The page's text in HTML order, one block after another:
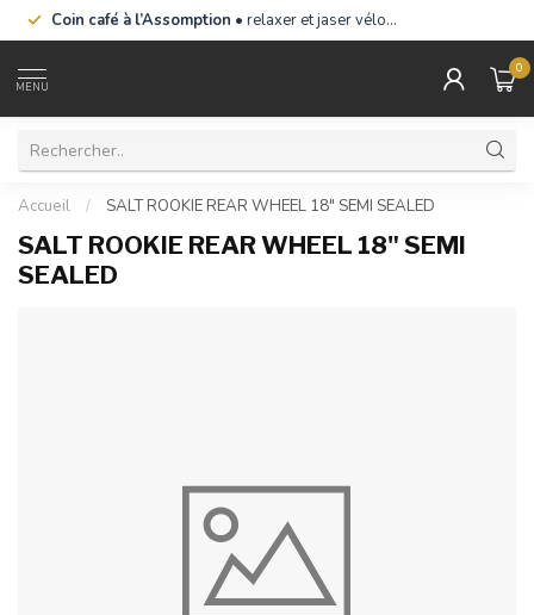
Coin café à l’Assomption • relaxer et jaser vélo…
MENU
0
Accueil / SALT ROOKIE REAR WHEEL 18" SEMI SEALED
SALT ROOKIE REAR WHEEL 18" SEMI
SEALED